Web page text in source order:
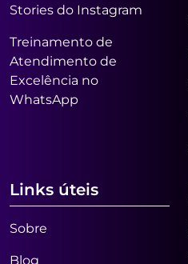
Stories do Instagram
Treinamento de
Atendimento de
Excelência no
WhatsApp
Links úteis
Sobre
Blog